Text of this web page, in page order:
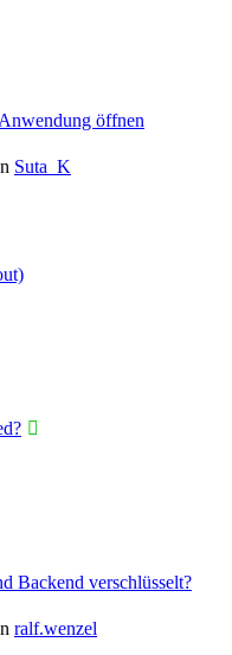
öffnen
Suta_K
Backend verschlüsselt?
ralf.wenzel